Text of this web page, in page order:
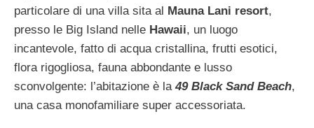
particolare di una villa sita al Mauna Lani resort,
presso le Big Island nelle Hawaii, un luogo
incantevole, fatto di acqua cristallina, frutti esotici,
flora rigogliosa, fauna abbondante e lusso
sconvolgente: l’abitazione è la49 Black Sand Beach,
una casa monofamiliare super accessoriata.